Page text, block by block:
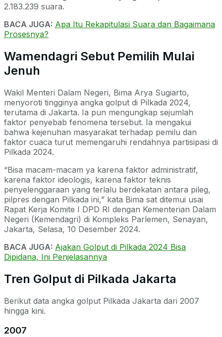
2.183.239 suara.
BACA JUGA: Apa Itu Rekapitulasi Suara dan Bagaimana
Prosesnya?
Wamendagri Sebut Pemilih Mulai
Jenuh
Wakil Menteri Dalam Negeri, Bima Arya Sugiarto,
menyoroti tingginya angka golput di Pilkada 2024,
terutama di Jakarta. Ia pun mengungkap sejumlah
faktor penyebab fenomena tersebut. Ia mengakui
bahwa kejenuhan masyarakat terhadap pemilu dan
faktor cuaca turut memengaruhi rendahnya partisipasi di
Pilkada 2024.
“Bisa macam-macam ya karena faktor administratif,
karena faktor ideologis, karena faktor teknis
penyelenggaraan yang terlalu berdekatan antara pileg,
pilpres dengan Pilkada ini,” kata Bima sat ditemui usai
Rapat Kerja Komite I DPD RI dengan Kementerian Dalam
Negeri (Kemendagri) di Kompleks Parlemen, Senayan,
Jakarta, Selasa, 10 Desember 2024.
BACA JUGA: Ajakan Golput di Pilkada 2024 Bisa
Dipidana, Ini Penjelasannya
Tren Golput di Pilkada Jakarta
Berikut data angka golput Pilkada Jakarta dari 2007
hingga kini.
2007